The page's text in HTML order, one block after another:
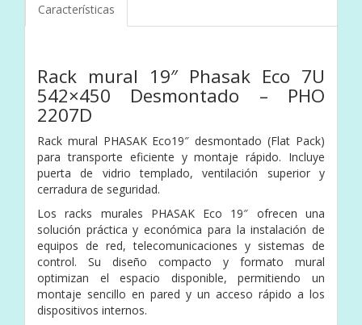
Características
Rack mural 19″ Phasak Eco 7U
542×450 Desmontado – PHO
2207D
Rack mural PHASAK Eco19″ desmontado (Flat Pack)
para transporte eficiente y montaje rápido. Incluye
puerta de vidrio templado, ventilación superior y
cerradura de seguridad.
Los racks murales PHASAK Eco 19″ ofrecen una
solución práctica y económica para la instalación de
equipos de red, telecomunicaciones y sistemas de
control. Su diseño compacto y formato mural
optimizan el espacio disponible, permitiendo un
montaje sencillo en pared y un acceso rápido a los
dispositivos internos.